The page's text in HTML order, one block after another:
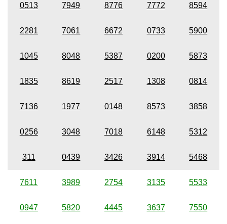
0513 7949 8776 7772 8594
2281 7061 6672 0733 5900
1045 8048 5387 0200 5873
1835 8619 2517 1308 0814
7136 1977 0148 8573 3858
0256 3048 7018 6148 5312
311 0439 3426 3914 5468
7611 3989 2754 3135 5533
0947 5820 4445 3637 7550